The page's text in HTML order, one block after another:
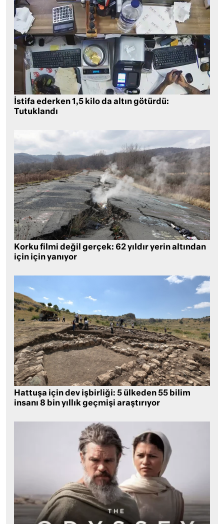
İstifa ederken 1,5 kilo da altın götürdü:
Tutuklandı
Korku filmi değil gerçek: 62 yıldır yerin altından
için için yanıyor
Hattuşa için dev işbirliği: 5 ülkeden 55 bilim
insanı 8 bin yıllık geçmişi araştırıyor